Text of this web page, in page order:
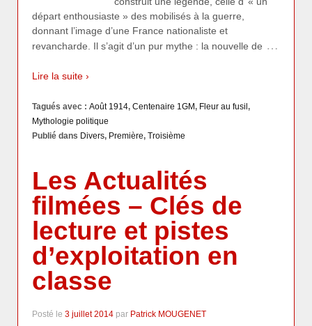
départ enthousiaste » des mobilisés à la guerre,
donnant l’image d’une France nationaliste et
revancharde. Il s’agit d’un pur mythe : la nouvelle de …
Lire la suite ›
Tagués avec : Août 1914, Centenaire 1GM, Fleur au fusil,
Mythologie politique
Publié dans Divers, Première, Troisième
Les Actualités
filmées – Clés de
lecture et pistes
d’exploitation en
classe
Posté le 3 juillet 2014 par Patrick MOUGENET